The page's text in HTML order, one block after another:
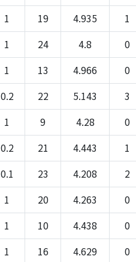
1 19 4.935 1
1 24 4.8 0
1 13 4.966 0
0.2 22 5.143 3
1 9 4.28 0
0.2 21 4.443 1
0.1 23 4.208 2
1 20 4.263 0
1 10 4.438 0
1 16 4.629 0